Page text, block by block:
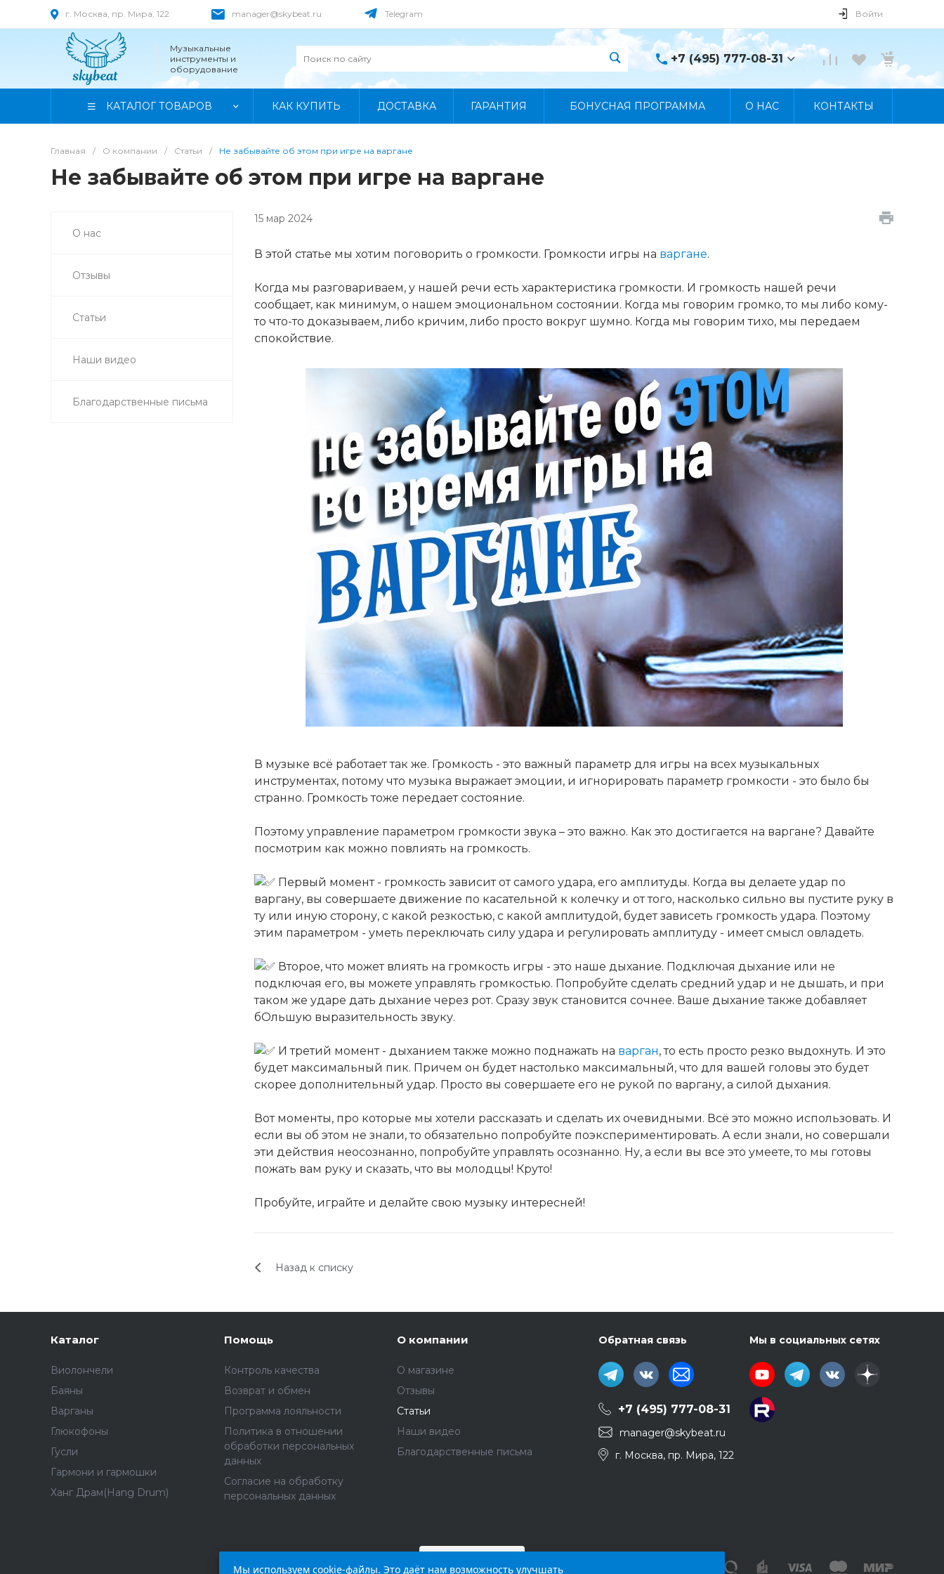
г. Москва, пр. Мира, 122 manager@skybeat.ru Telegram Войти
Музыкальные
инструменты и
оборудование
+7 (495) 777-08-31
+7 (495) 777-08-31
КАТАЛОГ ТОВАРОВ КАК КУПИТЬ ДОСТАВКА ГАРАНТИЯ БОНУСНАЯ ПРОГРАММА О НАС КОНТАКТЫ
Главная / О компании / Статьи / Не забывайте об этом при игре на варгане
Не забывайте об этом при игре на варгане
О нас
Отзывы
Статьи
Наши видео
Благодарственные письма
15 мар 2024
В этой статье мы хотим поговорить о громкости. Громкости игры на варгане.
Когда мы разговариваем, у нашей речи есть характеристика громкости. И громкость нашей речи
сообщает, как минимум, о нашем эмоциональном состоянии. Когда мы говорим громко, то мы либо кому-
то что-то доказываем, либо кричим, либо просто вокруг шумно. Когда мы говорим тихо, мы передаем
спокойствие.
В музыке всё работает так же. Громкость - это важный параметр для игры на всех музыкальных
инструментах, потому что музыка выражает эмоции, и игнорировать параметр громкости - это было бы
странно. Громкость тоже передает состояние.
Поэтому управление параметром громкости звука – это важно. Как это достигается на варгане? Давайте
посмотрим как можно повлиять на громкость.
Первый момент - громкость зависит от самого удара, его амплитуды. Когда вы делаете удар по
варгану, вы совершаете движение по касательной к колечку и от того, насколько сильно вы пустите руку в
ту или иную сторону, с какой резкостью, с какой амплитудой, будет зависеть громкость удара. Поэтому
этим параметром - уметь переключать силу удара и регулировать амплитуду - имеет смысл овладеть.
Второе, что может влиять на громкость игры - это наше дыхание. Подключая дыхание или не
подключая его, вы можете управлять громкостью. Попробуйте сделать средний удар и не дышать, и при
таком же ударе дать дыхание через рот. Сразу звук становится сочнее. Ваше дыхание также добавляет
бОльшую выразительность звуку.
И третий момент - дыханием также можно поднажать на варган, то есть просто резко выдохнуть. И это
будет максимальный пик. Причем он будет настолько максимальный, что для вашей головы это будет
скорее дополнительный удар. Просто вы совершаете его не рукой по варгану, а силой дыхания.
Вот моменты, про которые мы хотели рассказать и сделать их очевидными. Всё это можно использовать. И
если вы об этом не знали, то обязательно попробуйте поэкспериментировать. А если знали, но совершали
эти действия неосознанно, попробуйте управлять осознанно. Ну, а если вы все это умеете, то мы готовы
пожать вам руку и сказать, что вы молодцы! Круто!
Пробуйте, играйте и делайте свою музыку интересней!
Назад к списку
Каталог
Виолончели
Баяны
Варганы
Глюкофоны
Гусли
Гармони и гармошки
Ханг Драм(Hang Drum)
Помощь
Контроль качества
Возврат и обмен
Программа лояльности
Политика в отношении
обработки персональных
данных
Согласие на обработку
персональных данных
О компании
О магазине
Отзывы
Статьи
Наши видео
Благодарственные письма
Обратная связь
+7 (495) 777-08-31
manager@skybeat.ru
г. Москва, пр. Мира, 122
Мы в социальных сетях
Мы используем cookie-файлы. Это даёт нам возможность улучшать